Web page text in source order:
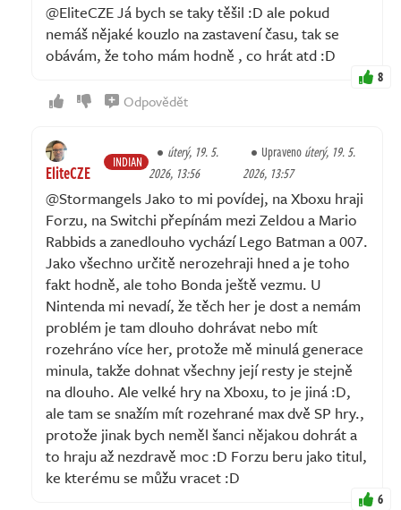
@EliteCZE Já bych se taky těšil :D ale pokud
nemáš nějaké kouzlo na zastavení času, tak se
obávám, že toho mám hodně , co hrát atd :D
8
Odpovědět
EliteCZE INDIAN
úterý, 19. 5.
2026, 13:56
Upravenoúterý, 19. 5.
2026, 13:57
@Stormangels Jako to mi povídej, na Xboxu hraji
Forzu, na Switchi přepínám mezi Zeldou a Mario
Rabbids a zanedlouho vychází Lego Batman a 007.
Jako všechno určitě nerozehraji hned a je toho
fakt hodně, ale toho Bonda ještě vezmu. U
Nintenda mi nevadí, že těch her je dost a nemám
problém je tam dlouho dohrávat nebo mít
rozehráno více her, protože mě minulá generace
minula, takže dohnat všechny její resty je stejně
na dlouho. Ale velké hry na Xboxu, to je jiná :D,
ale tam se snažím mít rozehrané max dvě SP hry.,
protože jinak bych neměl šanci nějakou dohrát a
to hraju až nezdravě moc :D Forzu beru jako titul,
ke kterému se můžu vracet :D
6